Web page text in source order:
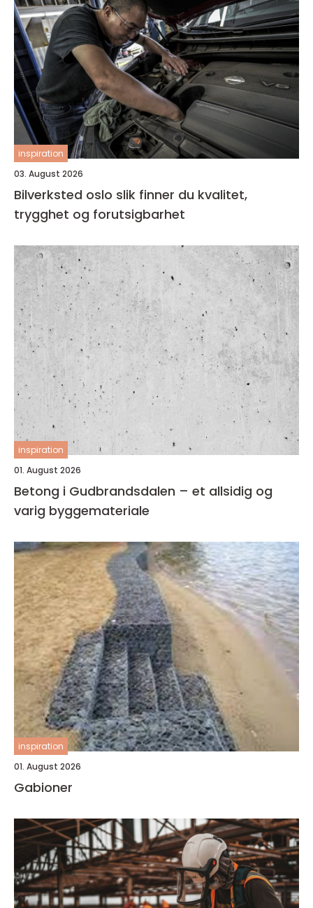
inspiration
03. August 2026
Bilverksted oslo slik finner du kvalitet,
trygghet og forutsigbarhet
inspiration
01. August 2026
Betong i Gudbrandsdalen – et allsidig og
varig byggemateriale
inspiration
01. August 2026
Gabioner